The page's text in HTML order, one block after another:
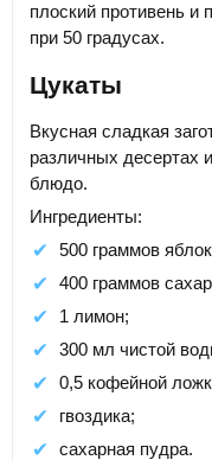
плоский противень и
при 50 градусах.
Цукаты
Вкусная сладкая
различных десертах
блюдо.
Ингредиенты:
500 граммов
400 граммов
1 лимон;
300 мл чистой
0,5 кофейной
гвоздика;
сахарная пудра.